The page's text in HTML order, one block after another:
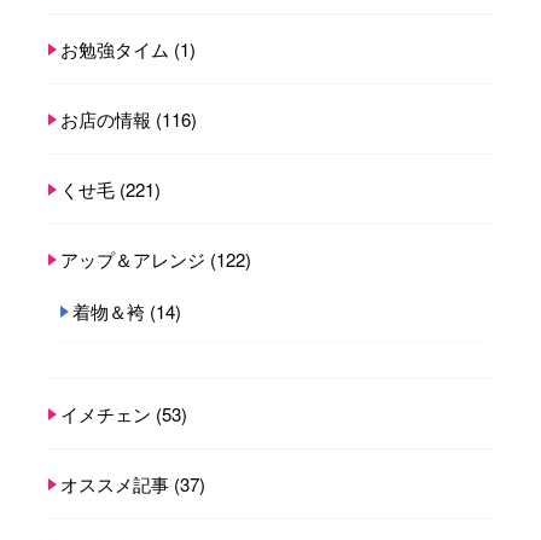
お勉強タイム (1)
お店の情報 (116)
くせ毛 (221)
アップ＆アレンジ (122)
着物＆袴 (14)
イメチェン (53)
オススメ記事 (37)